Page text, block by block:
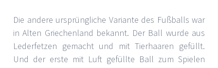
Die andere ursprüngliche Variante des Fußballs war
in Alten Griechenland bekannt. Der Ball wurde aus
Lederfetzen gemacht und mit Tierhaaren gefüllt.
Und der erste mit Luft gefüllte Ball zum Spielen